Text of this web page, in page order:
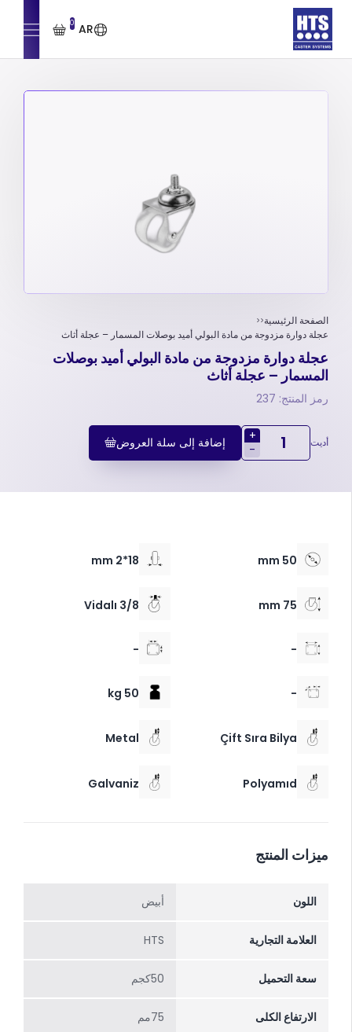
AR
0
الصفحة الرئيسية
عجلة دوارة مزدوجة من مادة البولي أميد بوصلات المسمار – عجلة أثاث
عجلة دوارة مزدوجة من مادة البولي أميد بوصلات
المسمار – عجلة أثاث
رمز المنتج: 237
أديت
+
-
إضافة إلى سلة العروض
50 mm
18*2 mm
75 mm
3/8 Vidalı
-
-
-
50 kg
Çift Sıra Bilya
Metal
Polyamıd
Galvaniz
ميزات المنتج
اللون أبيض
العلامة التجارية HTS
سعة التحميل 50كجم
الارتفاع الکلی 75مم